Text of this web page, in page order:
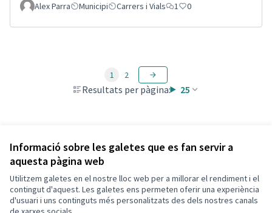
Informació sobre les galetes que es fan servir a
aquesta pàgina web
Utilitzem galetes en el nostre lloc web per a millorar el rendiment i el
contingut d'aquest. Les galetes ens permeten oferir una experiència
d'usuari i uns continguts més personalitzats des dels nostres canals
Alex Parra Municipi Carrers i Vials 1 0
Resultats per pàgina: 25
1 2
Veure totes les propostes retirades
Termes i condicions d'ús
Configuració de les galetes
Decidim Calafell a X
Decidim Calafell a Facebook
Decidim Calafell a YouTube
Decidim Calafell a GitHub